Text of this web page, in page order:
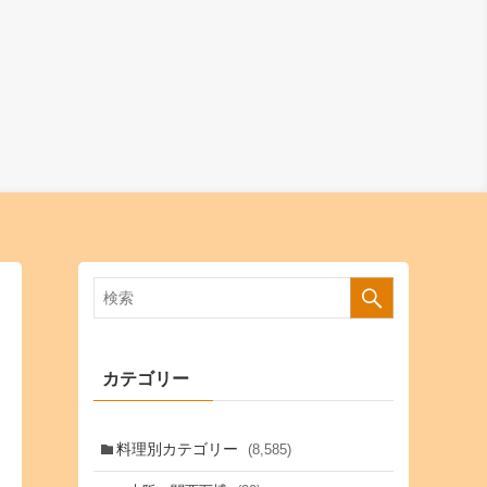
カテゴリー
料理別カテゴリー (8,585)